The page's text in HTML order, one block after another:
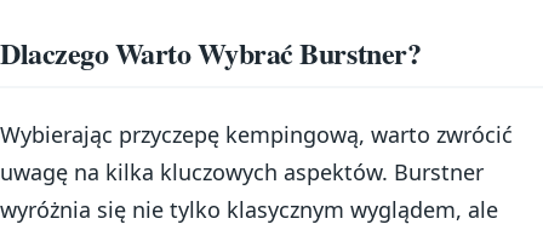
Dlaczego Warto Wybrać Burstner?
Wybierając przyczepę kempingową, warto zwrócić
uwagę na kilka kluczowych aspektów. Burstner
wyróżnia się nie tylko klasycznym wyglądem, ale